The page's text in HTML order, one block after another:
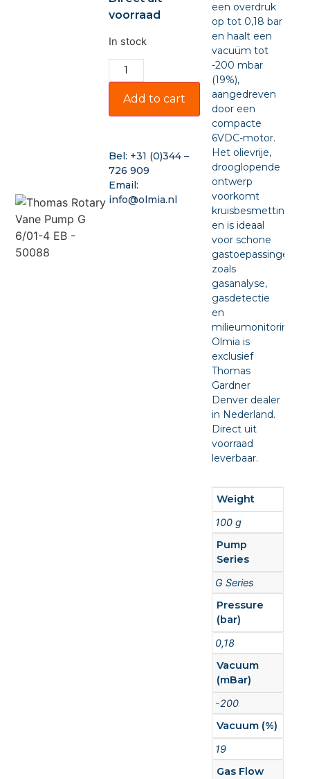
voorraad
In stock
Add to cart
Bel: +31 (0)344 –
726 909
Email:
info@olmia.nl
een overdruk
op tot 0,18 bar
en haalt een
vacuüm tot
-200 mbar
(19%),
aangedreven
door een
compacte
6VDC-motor.
Het olievrije,
drooglopende
ontwerp
voorkomt
kruisbesmetting
en is ideaal
voor schone
gastoepassingen
zoals
gasanalyse,
gasdetectie
en
milieumonitoring.
Olmia is
exclusief
Thomas
Gardner
Denver dealer
in Nederland.
Direct uit
voorraad
leverbaar.
Weight
100 g
Pump
Series
G Series
Pressure
(bar)
0,18
Vacuum
(mBar)
-200
Vacuum (%)
19
Gas Flow